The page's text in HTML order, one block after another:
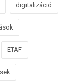
digitalizáció
ETAF